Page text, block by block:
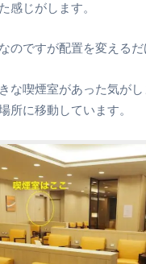
感じがします。
のですが配置を変えるだ
な喫煙室があった気が
所に移動しています。